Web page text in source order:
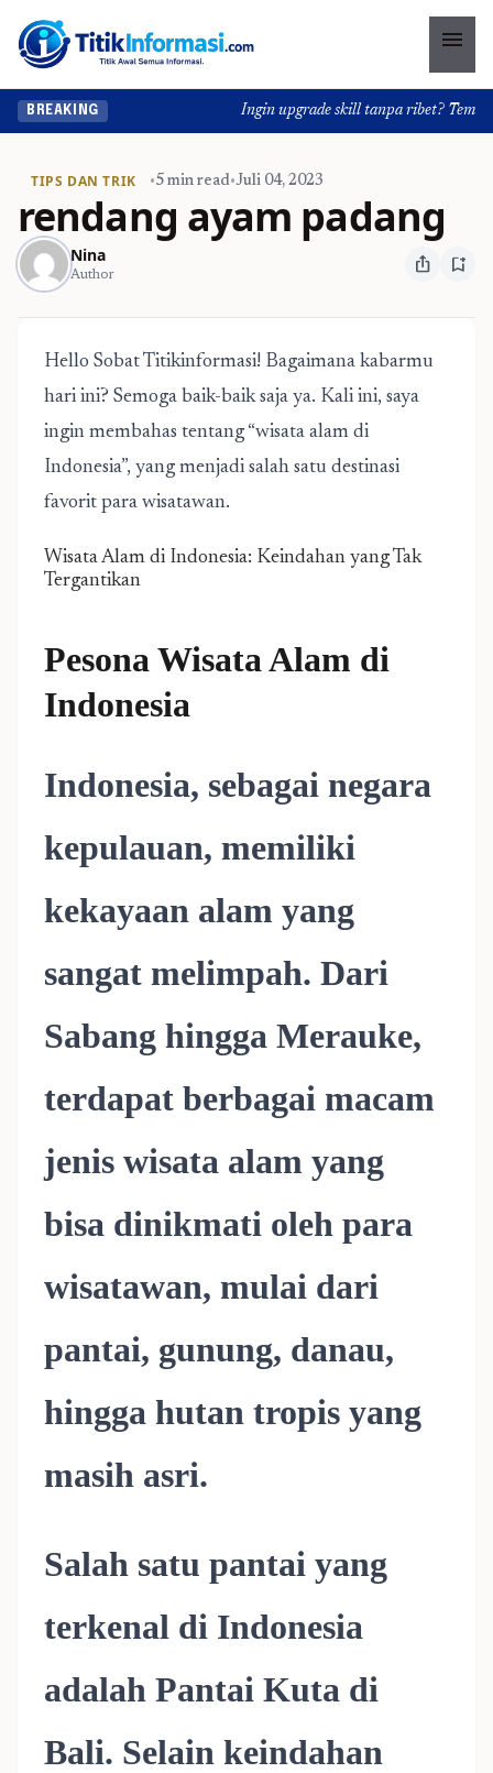
menu
BREAKING Ingin upgrade skill tanpa ribet?
TIPS DAN TRIK •5 min read•Juli 04, 2023
rendang ayam padang
Nina
Author ios_share bookmark_add
Hello Sobat Titikinformasi! Bagaimana kabarmu
hari ini? Semoga baik-baik saja ya. Kali ini, saya
ingin membahas tentang “wisata alam di
Indonesia”, yang menjadi salah satu destinasi
favorit para wisatawan.
Wisata Alam di Indonesia: Keindahan yang Tak
Tergantikan
Pesona Wisata Alam di
Indonesia
Indonesia, sebagai negara
kepulauan, memiliki
kekayaan alam yang
sangat melimpah. Dari
Sabang hingga Merauke,
terdapat berbagai macam
jenis wisata alam yang
bisa dinikmati oleh para
wisatawan, mulai dari
pantai, gunung, danau,
hingga hutan tropis yang
masih asri.
Salah satu pantai yang
terkenal di Indonesia
adalah Pantai Kuta di
Bali. Selain keindahan